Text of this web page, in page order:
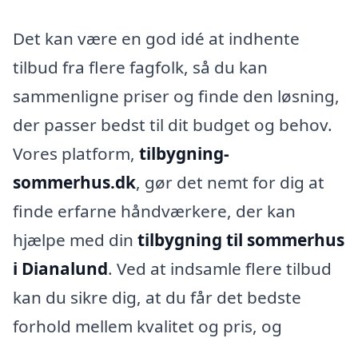
Det kan være en god idé at indhente
tilbud fra flere fagfolk, så du kan
sammenligne priser og finde den løsning,
der passer bedst til dit budget og behov.
Vores platform, tilbygning-
sommerhus.dk, gør det nemt for dig at
finde erfarne håndværkere, der kan
hjælpe med din tilbygning til sommerhus
i Dianalund. Ved at indsamle flere tilbud
kan du sikre dig, at du får det bedste
forhold mellem kvalitet og pris, og